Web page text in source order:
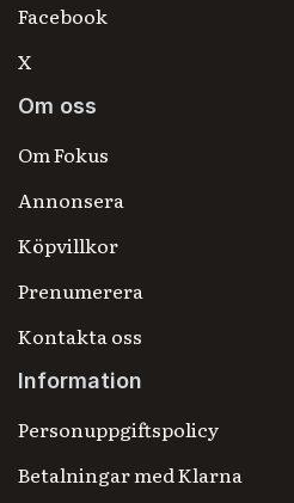
Facebook
X
Om oss
Om Fokus
Annonsera
Köpvillkor
Prenumerera
Kontakta oss
Information
Personuppgiftspolicy
Betalningar med Klarna